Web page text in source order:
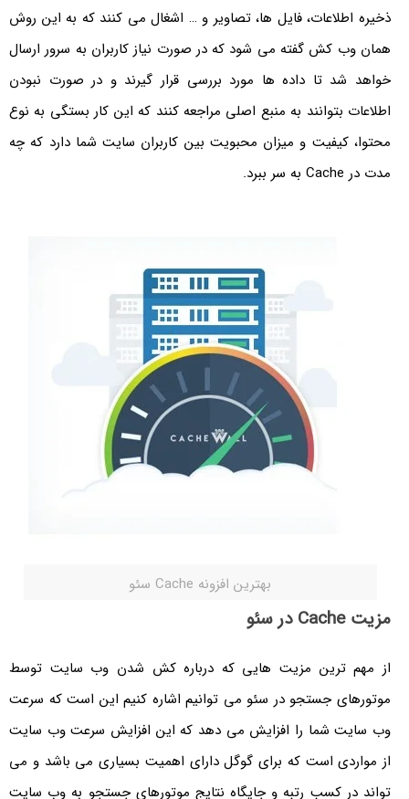
ذخیره اطلاعات، فایل ها، تصاویر و … اشغال می کنند که به این روش
همان وب کش گفته می شود که در صورت نیاز کاربران به سرور ارسال
خواهد شد تا داده ها مورد بررسی قرار گیرند و در صورت نبودن
اطلاعات بتوانند به منبع اصلی مراجعه کنند که این کار بستگی به نوع
محتوا، کیفیت و میزان محبویت بین کاربران سایت شما دارد که چه
مدت در Cache به سر ببرد.
بهترین افزونه Cache سئو
مزیت Cache در سئو
از مهم ترین مزیت هایی که درباره کش شدن وب سایت توسط
موتورهای جستجو در سئو می توانیم اشاره کنیم این است که سرعت
وب سایت شما را افزایش می دهد که این افزایش سرعت وب سایت
از مواردی است که برای گوگل دارای اهمیت بسیاری می باشد و می
تواند در کسب رتبه و جایگاه نتایج موتورهای جستجو به وب سایت